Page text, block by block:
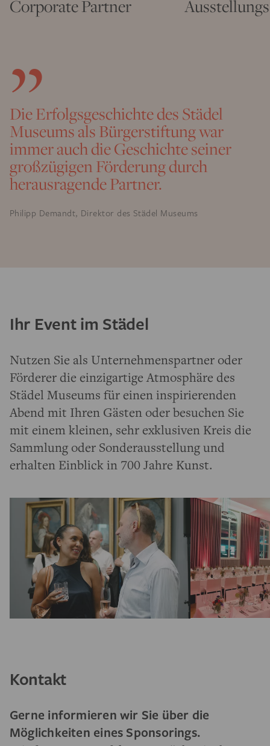
Corporate Partner
Die Erfolgsgeschichte des Städel
Museums als Bürgerstiftung war
immer auch die Geschichte seiner
großzügigen Förderung durch
herausragende Partner.
Philipp Demandt, Direktor des Städel Museums
Ihr Event im Städel
Nutzen Sie als Unternehmenspartner oder
Förderer die einzigartige Atmosphäre des
Städel Museums für einen inspirierenden
Abend mit Ihren Gästen oder besuchen Sie
mit einem kleinen, sehr exklusiven Kreis die
Sammlung oder Sonderausstellung und
erhalten Einblick in 700 Jahre Kunst.
Kontakt
Gerne informieren wir Sie über die
Möglichkeiten eines Sponsorings.